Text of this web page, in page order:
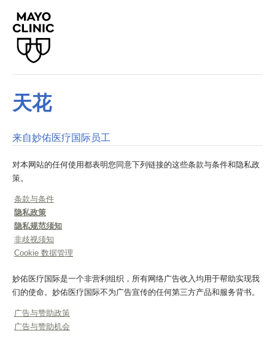
天花
来自妙佑医疗国际员工
对本网站的任何使用都表明您同意下列链接的这些条款与条件和隐私政
策。
条款与条件
隐私政策
隐私规范须知
非歧视须知
Cookie 数据管理
妙佑医疗国际是一个非营利组织，所有网络广告收入均用于帮助实现我
们的使命。妙佑医疗国际不为广告宣传的任何第三方产品和服务背书。
广告与赞助政策
广告与赞助机会